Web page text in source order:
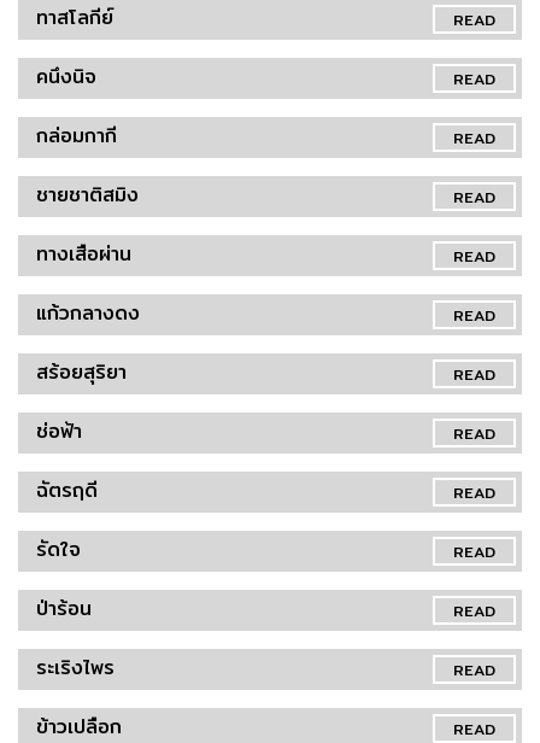
READ
ทาสโลกีย์
READ
คนึงนิจ
READ
กล่อมกากี
READ
ชายชาติสมิง
READ
ทางเสือผ่าน
READ
แก้วกลางดง
READ
สร้อยสุริยา
READ
ช่อฟ้า
READ
ฉัตรฤดี
READ
รัดใจ
READ
ป่าร้อน
READ
ระเริงไพร
READ
ข้าวเปลือก